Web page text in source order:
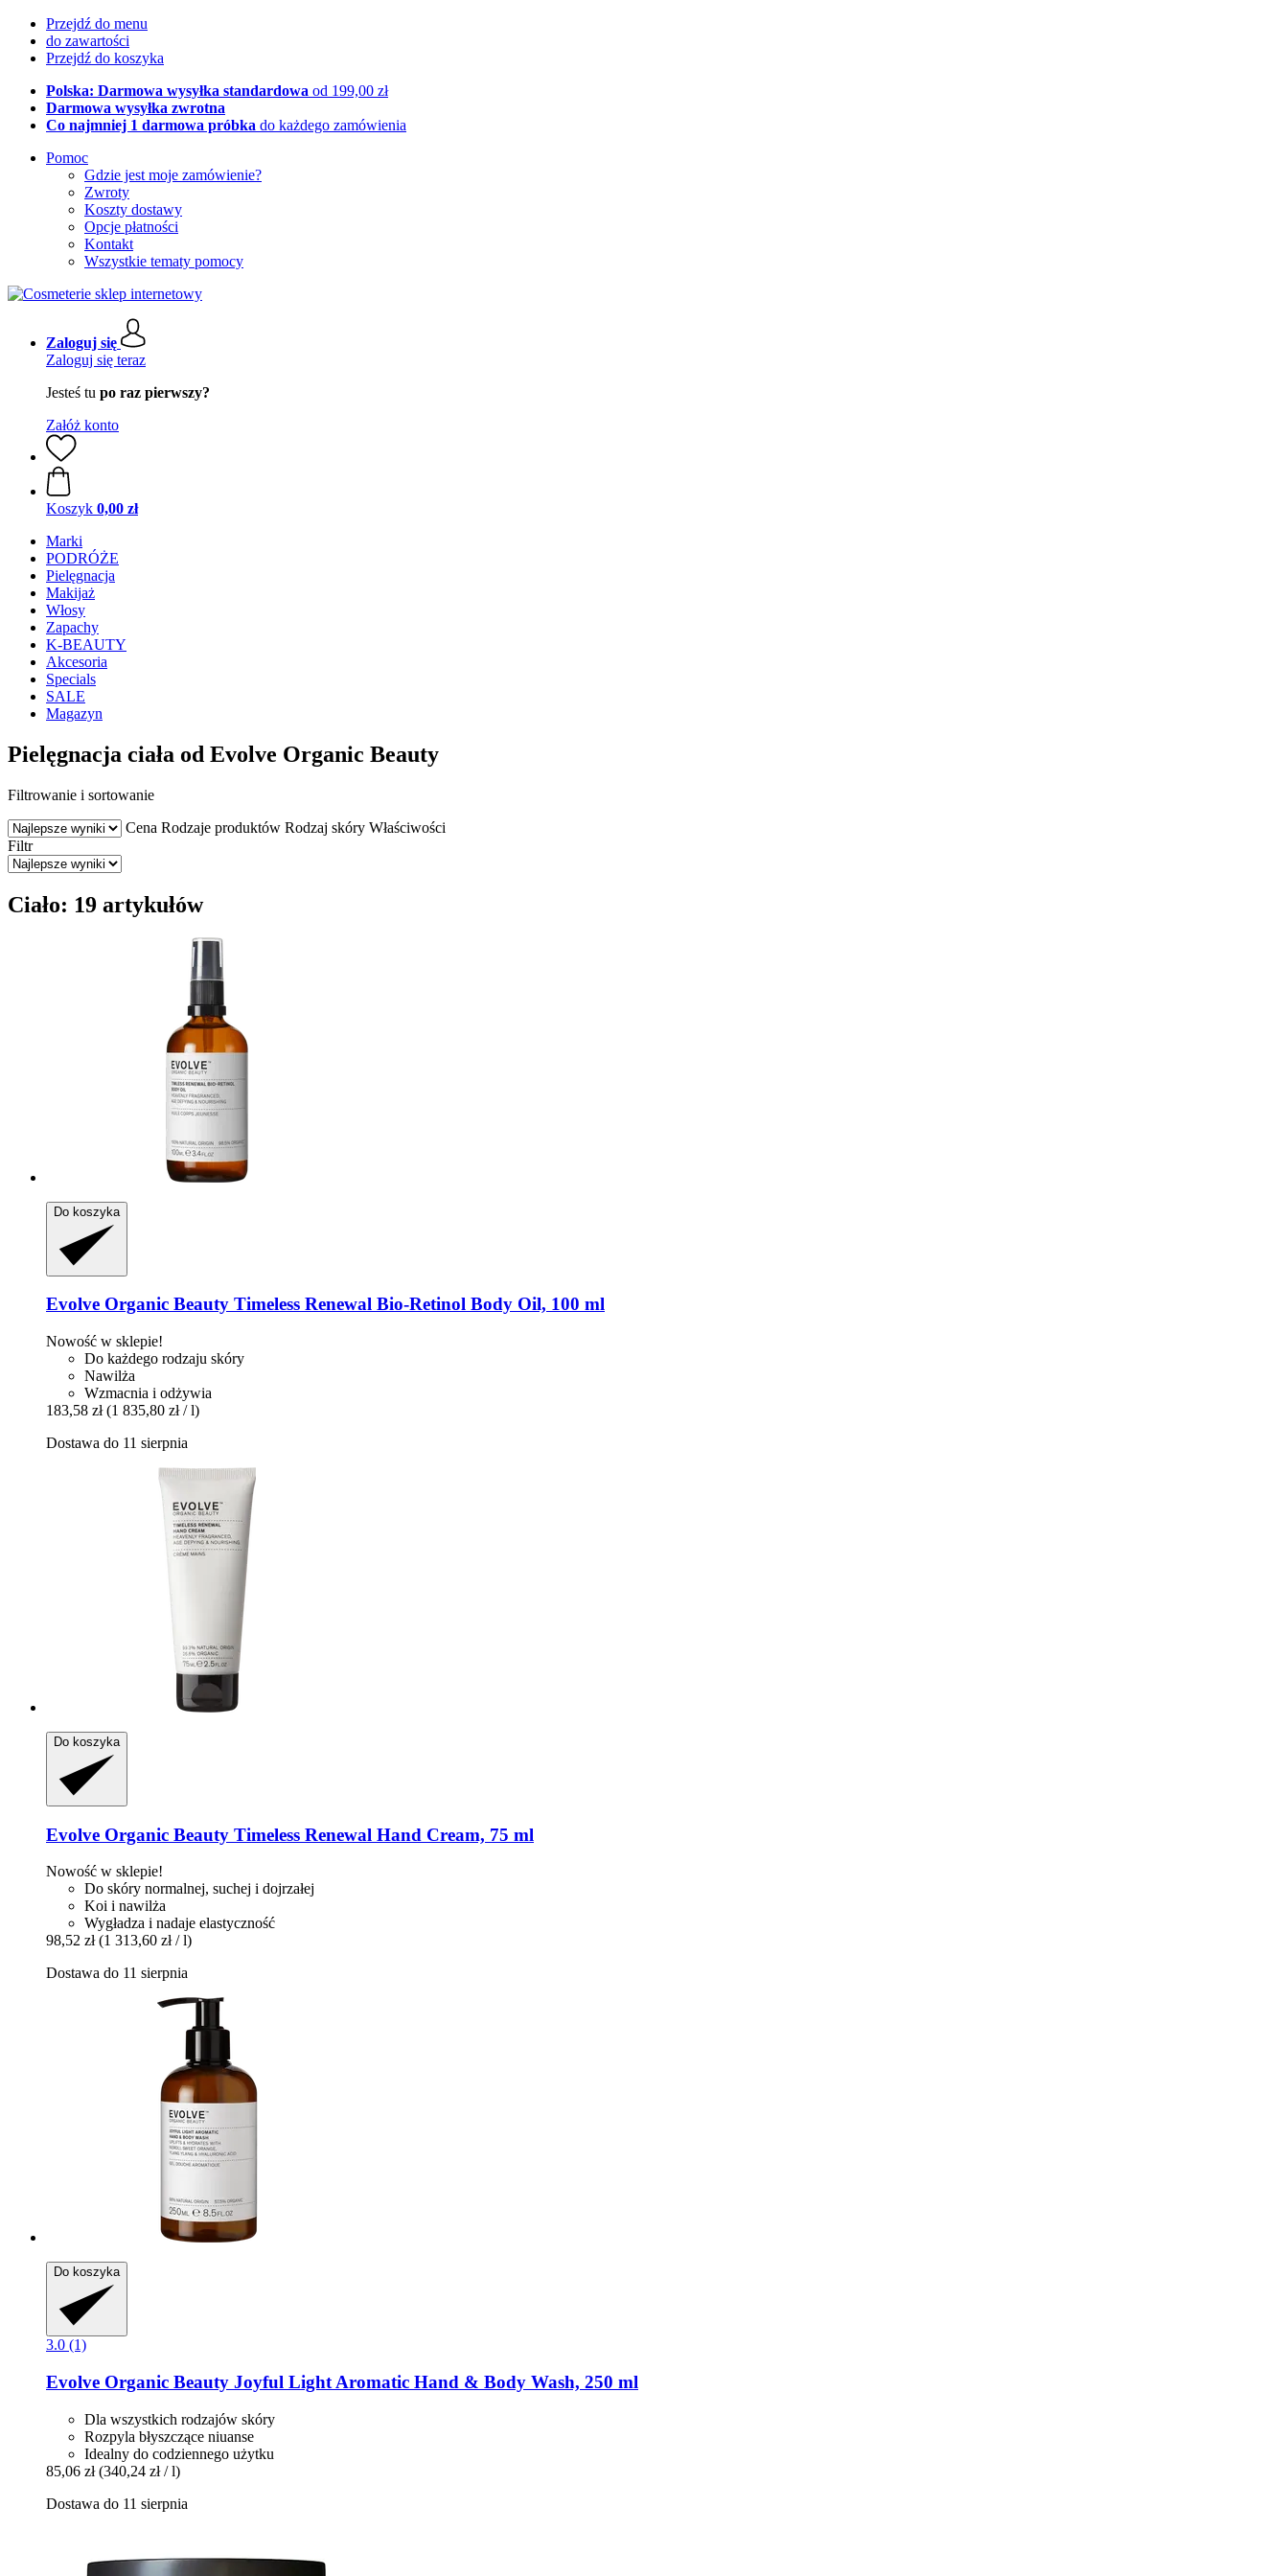
Przejdź do menu
do zawartości
Przejdź do koszyka
Polska: Darmowa wysyłka standardowa od 199,00 zł
Darmowa wysyłka zwrotna
Co najmniej 1 darmowa próbka do każdego zamówienia
Pomoc
Gdzie jest moje zamówienie?
Zwroty
Koszty dostawy
Opcje płatności
Kontakt
Wszystkie tematy pomocy
Zaloguj się
Zaloguj się teraz
Jesteś tu po raz pierwszy?
Załóż konto
Koszyk 0,00 zł
Marki
PODRÓŻE
Pielęgnacja
Makijaż
Włosy
Zapachy
K-BEAUTY
Akcesoria
Specials
SALE
Magazyn
Pielęgnacja ciała od Evolve Organic Beauty
Filtrowanie i sortowanie
Cena Rodzaje produktów Rodzaj skóry Właściwości
Filtr
Ciało: 19 artykułów
Do koszyka
Evolve Organic Beauty Timeless Renewal Bio-​Retinol Body Oil, 100 ml
Nowość w sklepie!
Do każdego rodzaju skóry
Nawilża
Wzmacnia i odżywia
183,58 zł (1 835,80 zł / l)
Dostawa do 11 sierpnia
Do koszyka
Evolve Organic Beauty Timeless Renewal Hand Cream, 75 ml
Nowość w sklepie!
Do skóry normalnej, suchej i dojrzałej
Koi i nawilża
Wygładza i nadaje elastyczność
98,52 zł (1 313,60 zł / l)
Dostawa do 11 sierpnia
Do koszyka
3.0 (1)
Evolve Organic Beauty Joyful Light Aromatic Hand & Body Wash, 250 ml
Dla wszystkich rodzajów skóry
Rozpyla błyszczące niuanse
Idealny do codziennego użytku
85,06 zł (340,24 zł / l)
Dostawa do 11 sierpnia